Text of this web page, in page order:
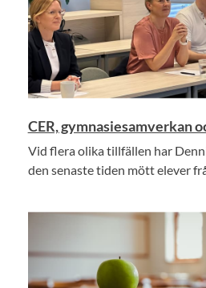
CER, gymnasiesamverkan
Vid flera olika tillfällen har
den senaste tiden mött elever